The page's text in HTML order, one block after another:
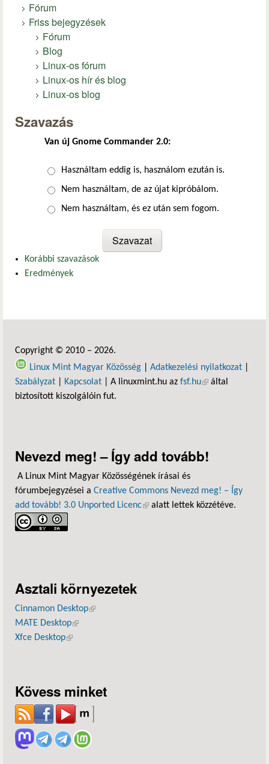
Fórum
Friss bejegyzések
Fórum
Blog
Linux-os fórum
Linux-os hír és blog
Linux-os blog
Szavazás
Van új Gnome Commander 2.0:
Választások
Használtam eddig is, használom ezután is.
Nem használtam, de az újat kipróbálom.
Nem használtam, és ez után sem fogom.
Korábbi szavazások
Eredmények
Copyright © 2010 – 2026.
Linux Mint Magyar Közösség
Adatkezelési nyilatkozat
Szabályzat
Kapcsolat | A linuxmint.hu az fsf.hu(külső hivatkozás)
által
biztosított kiszolgálóin fut.
Nevezd meg! – Így add tovább!
A Linux Mint Magyar Közösségének írásai és
fórumbejegyzései a Creative Commons Nevezd meg! – Így
add tovább! 3.0 Unported Licenc(külső hivatkozás)
alatt lettek közzétéve.
Asztali környezetek
Cinnamon Desktop(külső hivatkozás)
MATE Desktop(külső hivatkozás)
Xfce Desktop(külső hivatkozás)
Kövess minket